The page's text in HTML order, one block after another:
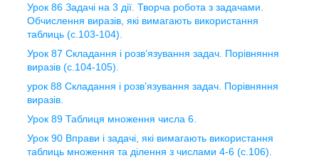
Урок 86 Задачі на 3 дії. Творча робота з задачами.
Обчислення виразів, які вимагають використання
таблиць (с.103-104).
Урок 87 Складання і розв’язування задач. Порівняння
виразів (с.104-105).
урок 88 Складання і розв’язування задач. Порівняння
виразів.
Урок 89 Таблиця множення числа 6.
Урок 90 Вправи і задачі, які вимагають використання
таблиць множення та ділення з числами 4-6 (с.106).